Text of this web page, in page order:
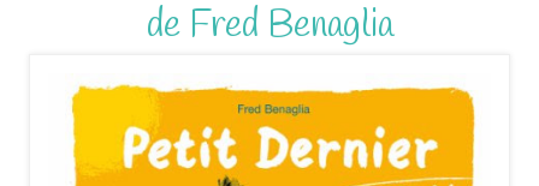
de Fred Benaglia